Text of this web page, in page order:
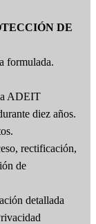
DE
formulada.
ADEIT
diez años.
rectificación,
de
detallada